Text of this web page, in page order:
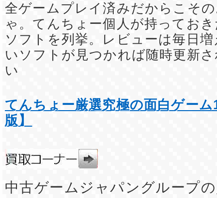
全ゲームプレイ済みだからこそ
ゃ。てんちょー個人が持ってお
ソフトを列挙。レビューは毎日
いソフトが見つかれば随時更新
い
てんちょー厳選究極の面白ゲー
版】
中古ゲームジャパングループ